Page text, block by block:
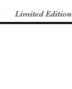
Limited Edition